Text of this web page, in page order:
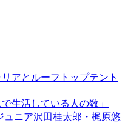
アとルーフトップテント
生活している人の数」
ュニア沢田桂太郎・梶原悠